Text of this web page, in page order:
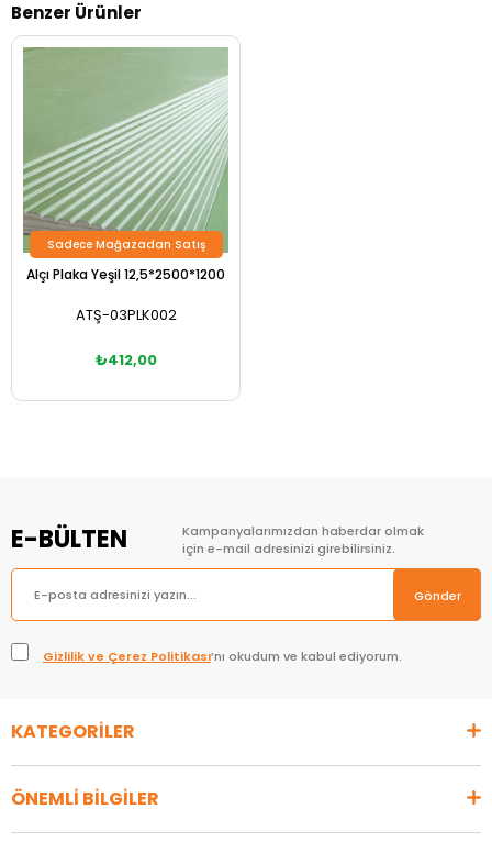
Benzer Ürünler
Alçı Plaka Yeşil 12,5*2500*1200
ATŞ-03PLK002
₺412,00
Sadece Mağazadan Satış
E-BÜLTEN
Kampanyalarımızdan haberdar olmak
için e-mail adresinizi girebilirsiniz.
Gönder
Gizlilik ve Çerez Politikası’nı okudum ve kabul ediyorum.
KATEGORİLER
ÖNEMLİ BİLGİLER